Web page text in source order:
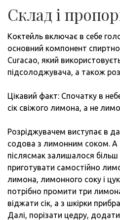
Склад і
Коктейль включає в себе
основний компонент
Curacao, який
підсолоджувача, а також
Цікавий факт: Спочатку в
сік свіжого лимона, а не
Розріджувачем виступає в
содова з лимонним соком.
післясмак залишалося
приготувати самостійно
лимона, лимонного соку і
потрібно промити три
віджати сік, а з шкірки
Далі, порізати цедру,